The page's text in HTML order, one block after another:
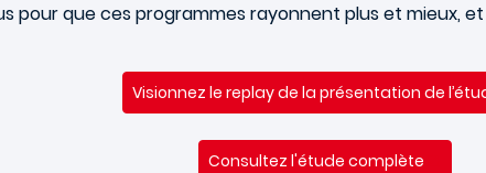
pour que ces programmes rayonnent plus et
Visionnez le replay de la présentation de
Consultez l'étude complète